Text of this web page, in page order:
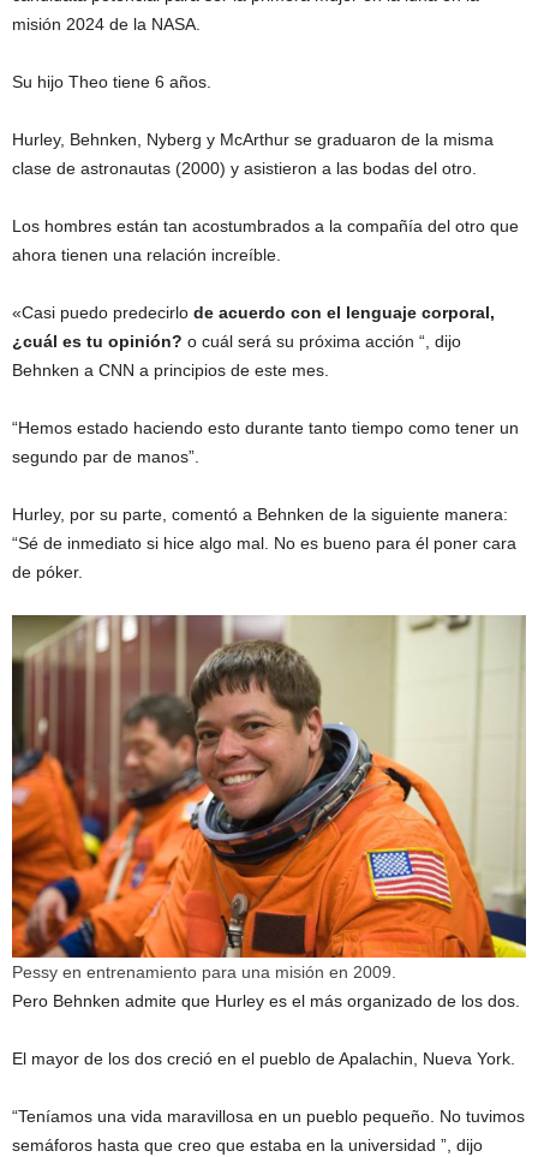
misión 2024 de la NASA.
Su hijo Theo tiene 6 años.
Hurley, Behnken, Nyberg y McArthur se graduaron de la misma
clase de astronautas (2000) y asistieron a las bodas del otro.
Los hombres están tan acostumbrados a la compañía del otro que
ahora tienen una relación increíble.
«Casi puedo predecirlo de acuerdo con el lenguaje corporal,
¿cuál es tu opinión? o cuál será su próxima acción “, dijo
Behnken a CNN a principios de este mes.
“Hemos estado haciendo esto durante tanto tiempo como tener un
segundo par de manos”.
Hurley, por su parte, comentó a Behnken de la siguiente manera:
“Sé de inmediato si hice algo mal. No es bueno para él poner cara
de póker.
Pessy en entrenamiento para una misión en 2009.
Pero Behnken admite que Hurley es el más organizado de los dos.
El mayor de los dos creció en el pueblo de Apalachin, Nueva York.
“Teníamos una vida maravillosa en un pueblo pequeño. No tuvimos
semáforos hasta que creo que estaba en la universidad ”, dijo